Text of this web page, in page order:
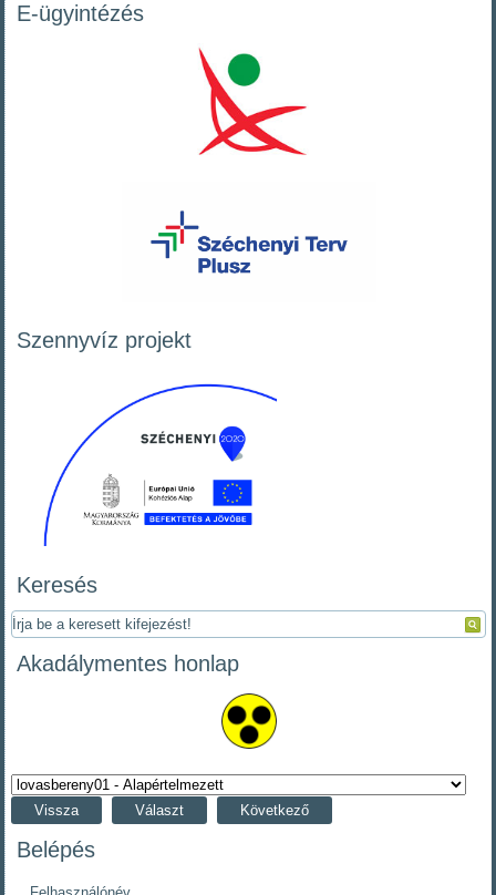
E-ügyintézés
Szennyvíz projekt
Keresés
Akadálymentes honlap
Vissza Választ Következő
Belépés